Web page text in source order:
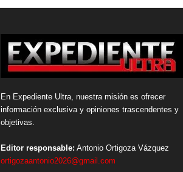
En Expediente Ultra, nuestra misión es ofrecer
información exclusiva y opiniones trascendentes y
objetivas.
Editor responsable: Antonio Ortigoza Vázquez
ortigozaantonio2026@gmail.com